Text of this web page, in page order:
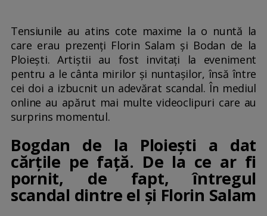
Tensiunile au atins cote maxime la o nuntă la
care erau prezenți Florin Salam și Bodan de la
Ploiești. Artiștii au fost invitați la eveniment
pentru a le cânta mirilor și nuntașilor, însă între
cei doi a izbucnit un adevărat scandal. În mediul
online au apărut mai multe videoclipuri care au
surprins momentul.
Bogdan de la Ploiești a dat
cărțile pe față. De la ce ar fi
pornit, de fapt, întregul
scandal dintre el și Florin Salam